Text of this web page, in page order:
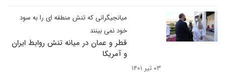
میانجیگرانی که تنش منطقه ای را به سود
خود نمی بینند
قطر و عمان در میانه تنش روابط ایران
و آمریکا
۰۳ تیر ۱۴۰۱